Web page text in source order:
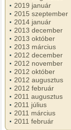
2019 január
2015 szeptember
2014 január
2013 december
2013 október
2013 március
2012 december
2012 november
2012 október
2012 augusztus
2012 február
2011 augusztus
2011 július
2011 március
2011 február